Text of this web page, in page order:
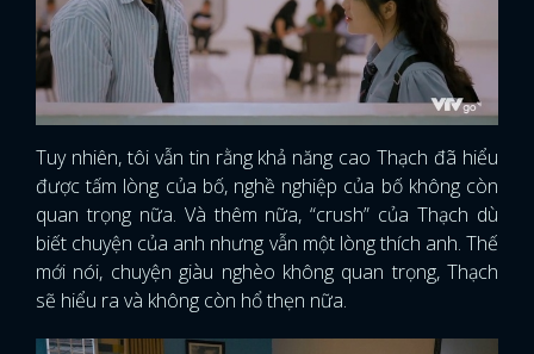
Tuy nhiên, tôi vẫn tin rằng khả năng cao Thạch đã hiểu
được tấm lòng của bố, nghề nghiệp của bố không còn
quan trọng nữa. Và thêm nữa, “crush” của Thạch dù
biết chuyện của anh nhưng vẫn một lòng thích anh. Thế
mới nói, chuyện giàu nghèo không quan trọng, Thạch
sẽ hiểu ra và không còn hổ thẹn nữa.